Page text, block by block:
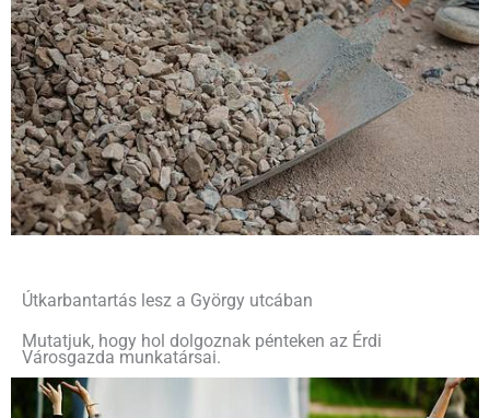
Útkarbantartás lesz a György utcában
Mutatjuk, hogy hol dolgoznak pénteken az Érdi
Városgazda munkatársai.